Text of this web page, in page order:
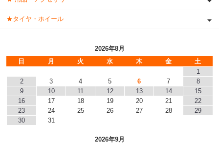
★タイヤ・ホイール
2026年8月
日
月 火 水 木 金
土
1
2
3 4 5 6 7
8
9
10 11 12 13 14
15
16
17 18 19 20 21
22
23
24 25 26 27 28
29
30
31
2026年9月